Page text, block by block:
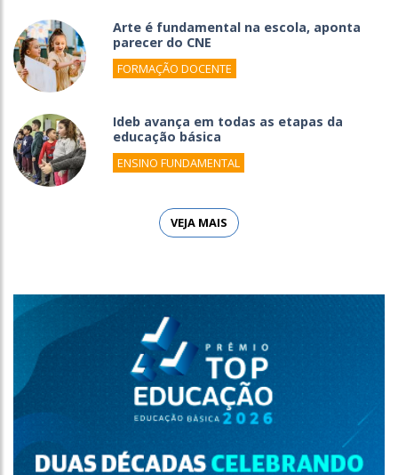
Arte é fundamental na escola, aponta
parecer do CNE
FORMAÇÃO DOCENTE
Ideb avança em todas as etapas da
educação básica
ENSINO FUNDAMENTAL
VEJA MAIS